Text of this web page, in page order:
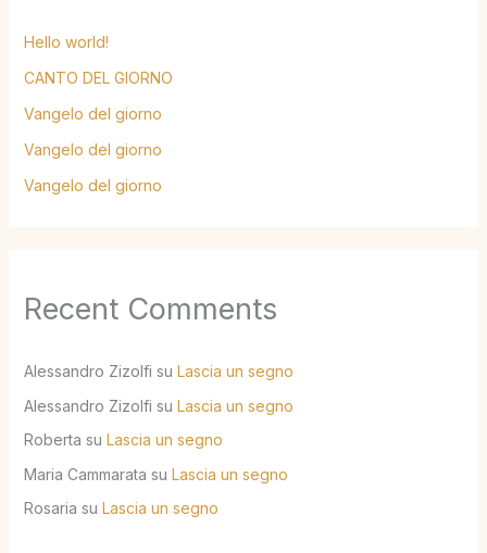
Hello world!
CANTO DEL GIORNO
Vangelo del giorno
Vangelo del giorno
Vangelo del giorno
Recent Comments
Alessandro Zizolfi su Lascia un segno
Alessandro Zizolfi su Lascia un segno
Roberta su Lascia un segno
Maria Cammarata su Lascia un segno
Rosaria su Lascia un segno